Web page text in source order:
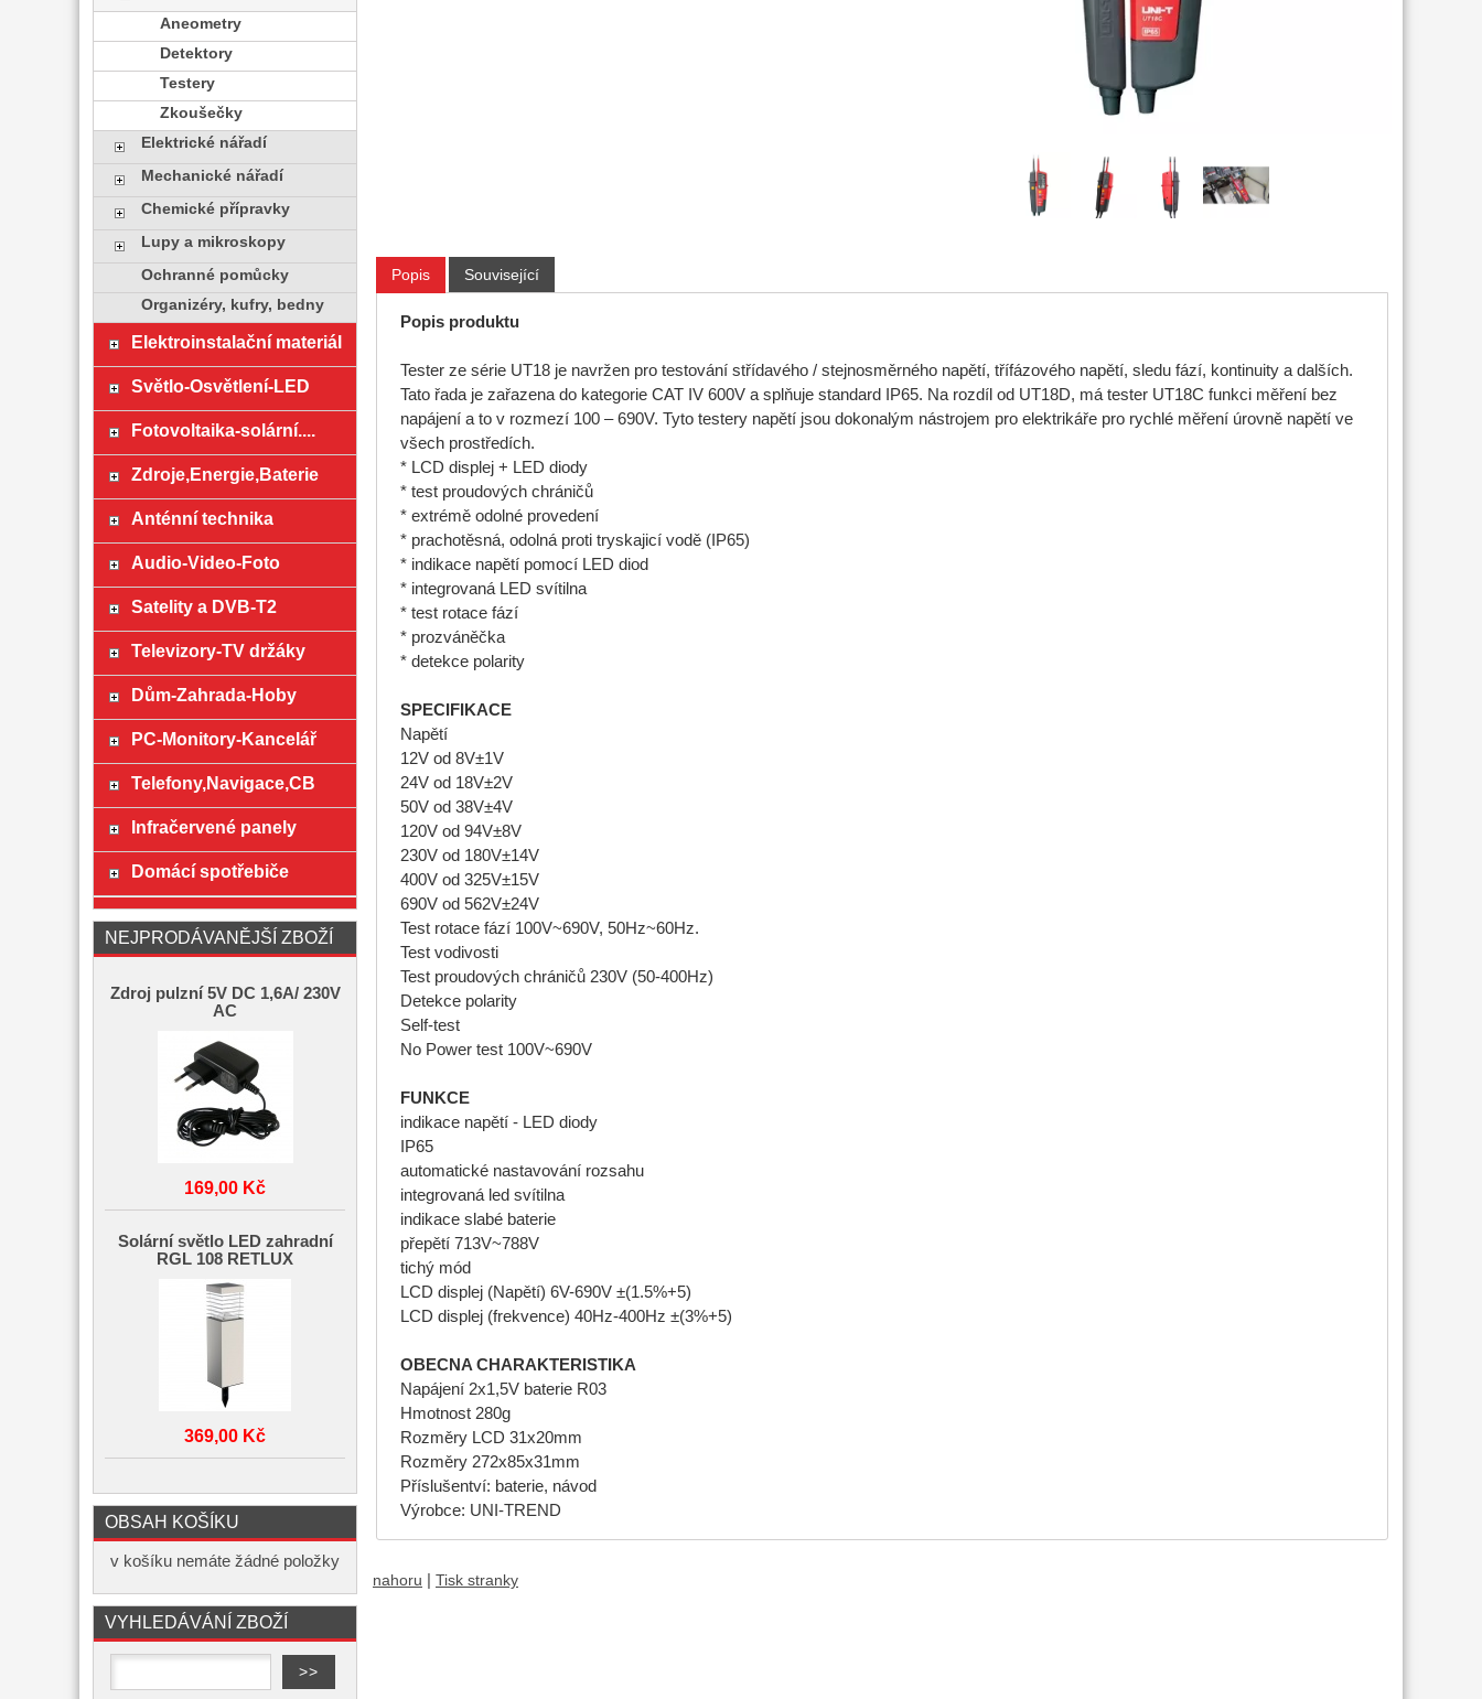
Popis Související
Popis produktu
Tester ze série UT18 je navržen pro testování střídavého / stejnosměrného napětí, třífázového napětí, sledu fází, kontinuity a dalších.
Tato řada je zařazena do kategorie CAT IV 600V a splňuje standard IP65. Na rozdíl od UT18D, má tester UT18C funkci měření bez
napájení a to v rozmezí 100 – 690V. Tyto testery napětí jsou dokonalým nástrojem pro elektrikáře pro rychlé měření úrovně napětí ve
všech prostředích.
* LCD displej + LED diody
* test proudových chráničů
* extrémě odolné provedení
* prachotěsná, odolná proti tryskajicí vodě (IP65)
* indikace napětí pomocí LED diod
* integrovaná LED svítilna
* test rotace fází
* prozváněčka
* detekce polarity
SPECIFIKACE
Napětí
12V od 8V±1V
24V od 18V±2V
50V od 38V±4V
120V od 94V±8V
230V od 180V±14V
400V od 325V±15V
690V od 562V±24V
Test rotace fází 100V~690V, 50Hz~60Hz.
Test vodivosti
Test proudových chráničů 230V (50-400Hz)
Detekce polarity
Self-test
No Power test 100V~690V
FUNKCE
indikace napětí - LED diody
IP65
automatické nastavování rozsahu
integrovaná led svítilna
indikace slabé baterie
přepětí 713V~788V
tichý mód
LCD displej (Napětí) 6V-690V ±(1.5%+5)
LCD displej (frekvence) 40Hz-400Hz ±(3%+5)
OBECNA CHARAKTERISTIKA
Napájení 2x1,5V baterie R03
Hmotnost 280g
Rozměry LCD 31x20mm
Rozměry 272x85x31mm
Příslušentví: baterie, návod
Výrobce: UNI-TREND
nahoru Tisk stranky
Aneometry
Detektory
Testery
Zkoušečky
Elektrické nářadí
Mechanické nářadí
Chemické přípravky
Lupy a mikroskopy
Ochranné pomůcky
Organizéry, kufry, bedny
Elektroinstalační materiál
Světlo-Osvětlení-LED
Fotovoltaika-solární....
Zdroje,Energie,Baterie
Anténní technika
Audio-Video-Foto
Satelity a DVB-T2
Televizory-TV držáky
Dům-Zahrada-Hoby
PC-Monitory-Kancelář
Telefony,Navigace,CB
Infračervené panely
Domácí spotřebiče
NEJPRODÁVANĚJŠÍ ZBOŽÍ
Zdroj pulzní 5V DC 1,6A/ 230V
AC
169,00 Kč
Solární světlo LED zahradní
RGL 108 RETLUX
369,00 Kč
OBSAH KOŠÍKU
v košíku nemáte žádné položky
VYHLEDÁVÁNÍ ZBOŽÍ